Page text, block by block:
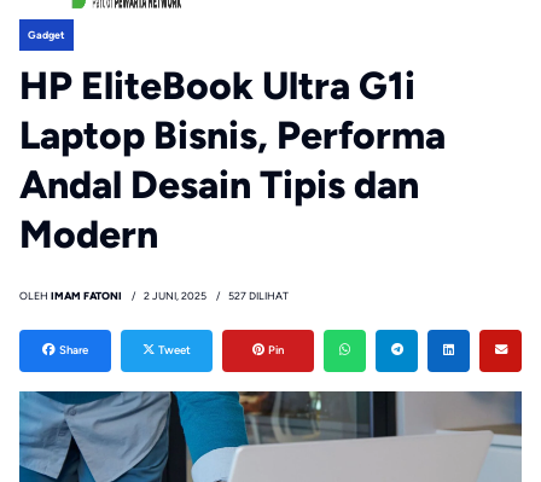
Gadget
HP EliteBook Ultra G1i
Laptop Bisnis, Performa
Andal Desain Tipis dan
Modern
OLEH IMAM FATONI 2 JUNI, 2025 527 DILIHAT
Share Tweet Pin